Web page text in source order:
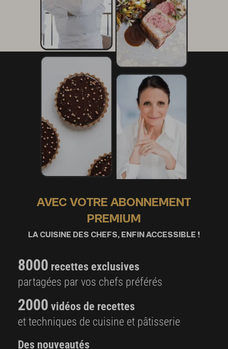
AVEC VOTRE ABONNEMENT
PREMIUM
LA CUISINE DES CHEFS, ENFIN ACCESSIBLE !
8000 recettes exclusives
partagées par vos chefs préférés
2000 vidéos de recettes
et techniques de cuisine et pâtisserie
Des nouveautés